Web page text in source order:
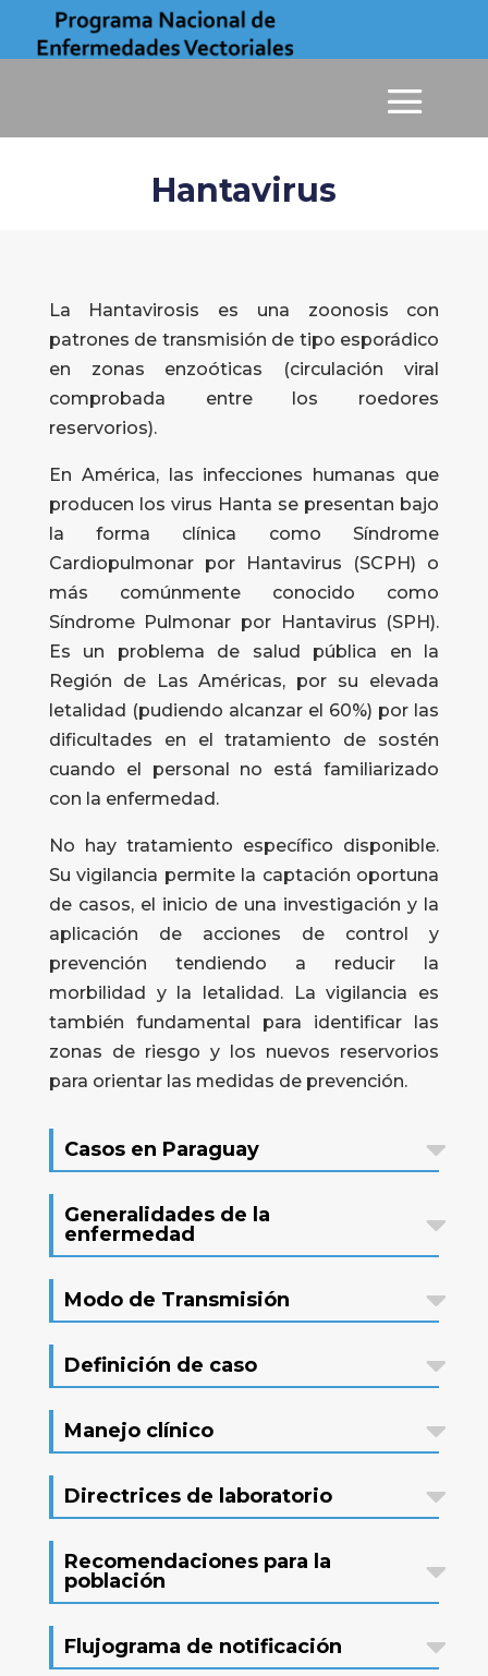
Hantavirus
La Hantavirosis es una zoonosis con
patrones de transmisión de tipo esporádico
en zonas enzoóticas (circulación viral
comprobada entre los roedores
reservorios).
En América, las infecciones humanas que
producen los virus Hanta se presentan bajo
la forma clínica como Síndrome
Cardiopulmonar por Hantavirus (SCPH) o
más comúnmente conocido como
Síndrome Pulmonar por Hantavirus (SPH).
Es un problema de salud pública en la
Región de Las Américas, por su elevada
letalidad (pudiendo alcanzar el 60%) por las
dificultades en el tratamiento de sostén
cuando el personal no está familiarizado
con la enfermedad.
No hay tratamiento específico disponible.
Su vigilancia permite la captación oportuna
de casos, el inicio de una investigación y la
aplicación de acciones de control y
prevención tendiendo a reducir la
morbilidad y la letalidad. La vigilancia es
también fundamental para identificar las
zonas de riesgo y los nuevos reservorios
para orientar las medidas de prevención.
Casos en Paraguay
Generalidades de la
enfermedad
Modo de Transmisión
Definición de caso
Manejo clínico
Directrices de laboratorio
Recomendaciones para la
población
Flujograma de notificación